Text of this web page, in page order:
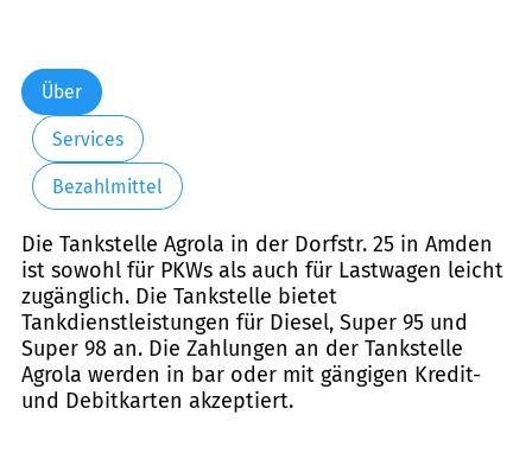
Über
Services
Bezahlmittel
Die Tankstelle Agrola in der Dorfstr. 25 in Amden
ist sowohl für PKWs als auch für Lastwagen leicht
zugänglich. Die Tankstelle bietet
Tankdienstleistungen für Diesel, Super 95 und
Super 98 an. Die Zahlungen an der Tankstelle
Agrola werden in bar oder mit gängigen Kredit-
und Debitkarten akzeptiert.